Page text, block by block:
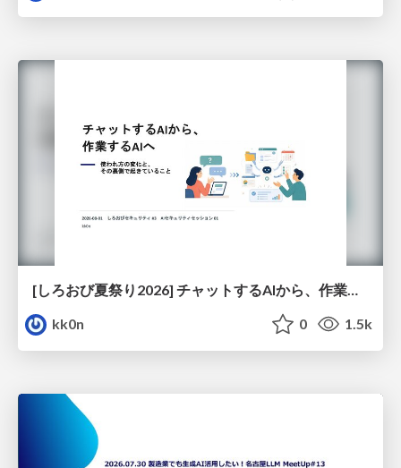
[しろおび夏祭り2026] チャットするAIから、作業するAIへ - 使われ方の変化と、その裏側で起きていること
kk0n
0 1.5k